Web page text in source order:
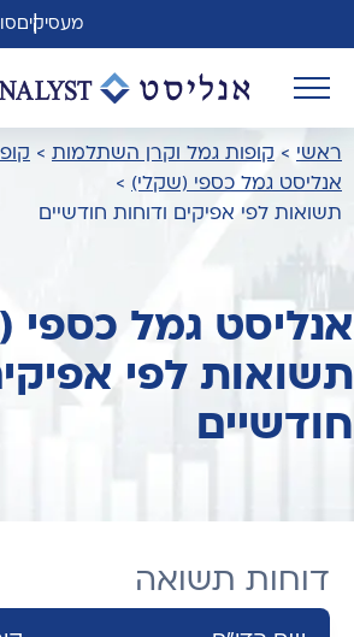
מעסיקים
ראשי > קופות גמל וקרן השתלמות >
אנליסט גמל כספי (שקלי) >
תשואות לפי אפיקים ודוחות חודשיים
אנליסט גמל כספי
תשואות לפי
חודשיים
דוחות תשואה